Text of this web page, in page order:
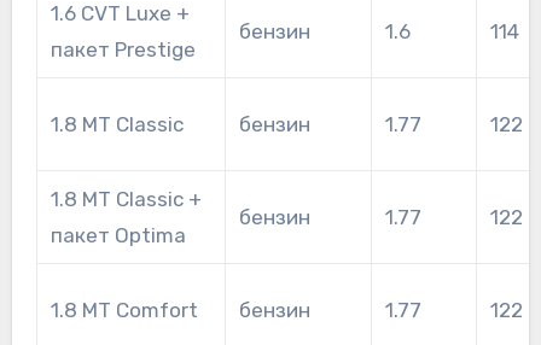
1.6 CVT Luxe +
пакет Prestige
бензин 1.6 114
1.8 MT Classic бензин 1.77 122
1.8 MT Classic +
пакет Optima
бензин 1.77 122
1.8 MT Comfort бензин 1.77 122